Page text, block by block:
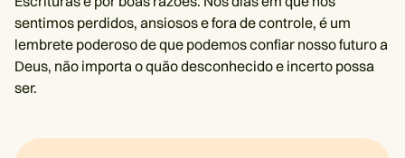
sentimos perdidos, ansiosos e fora de controle, é um
lembrete poderoso de que podemos confiar nosso futuro a
Deus, não importa o quão desconhecido e incerto possa
ser.